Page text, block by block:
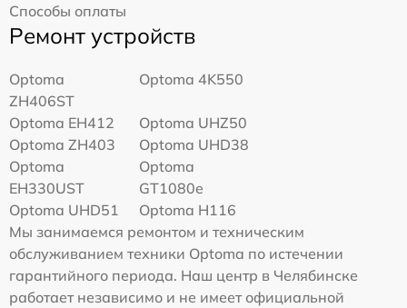
Способы оплаты
Ремонт устройств
Optoma
ZH406ST
Optoma 4K550
Optoma EH412
Optoma UHZ50
Optoma ZH403
Optoma UHD38
Optoma
EH330UST
Optoma
GT1080e
Optoma UHD51
Optoma H116
Мы занимаемся ремонтом и техническим
обслуживанием техники Optoma по истечении
гарантийного периода. Наш центр в Челябинске
работает независимо и не имеет официальной